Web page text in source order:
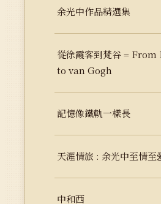
余光中作品精選集
從徐霞客到梵谷 =
to van Gogh
記憶像鐵軌一樣長
天涯情旅 : 余光中至情至
中和西